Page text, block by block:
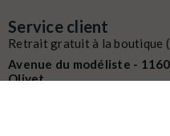
Service client
Retrait gratuit à la boutique
Avenue du modéliste -
Olivet